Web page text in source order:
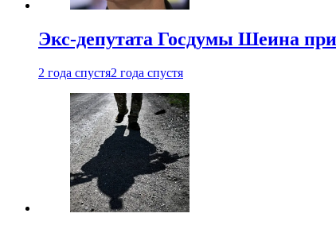
Экс-депутата Госдумы Шеина
2 года спустя2 года спустя